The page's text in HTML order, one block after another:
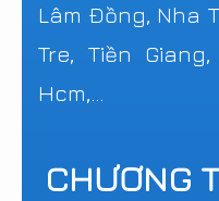
Lâm Đồng, Nha
Tre, Tiền
Hcm,...
CHƯƠNG